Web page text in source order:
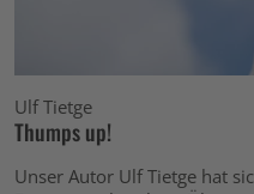
Ulf Tietge
Thumps up!
Unser Autor Ulf Tietge hat